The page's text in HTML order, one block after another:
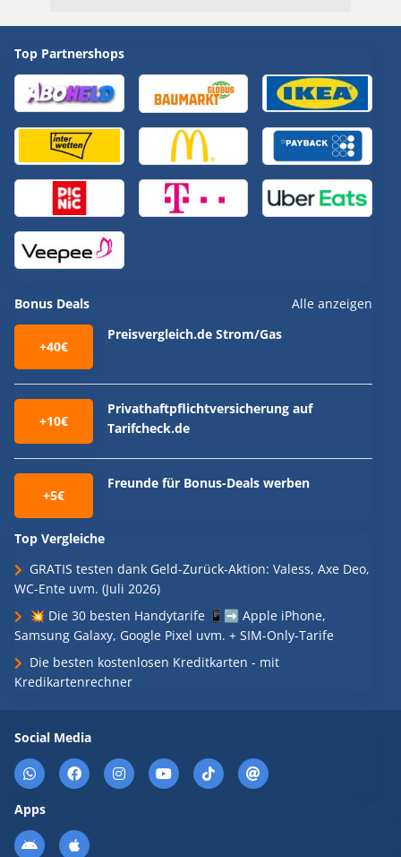
Top Partnershops
Bonus Deals Alle anzeigen
+40€
Preisvergleich.de Strom/Gas
+10€
Privathaftpflichtversicherung auf
Tarifcheck.de
+5€
Freunde für Bonus-Deals werben
Top Vergleiche
GRATIS testen dank Geld-Zurück-Aktion: Valess, Axe Deo,
WC-Ente uvm. (Juli 2026)
💥 Die 30 besten Handytarife 📱➡️ Apple iPhone,
Samsung Galaxy, Google Pixel uvm. + SIM-Only-Tarife
Die besten kostenlosen Kreditkarten - mit
Kredikartenrechner
Social Media
Apps